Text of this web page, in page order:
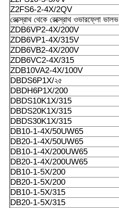
Z2FS6-2-4X/2QV
রেক্স্রোথ থেকে রেক্স্রোথ ওভারফ্লো ভালভ
ZDB6VP2-4X/200V
ZDB6VP1-4X/315V
ZDB6VB2-4X/200V
ZDB6VC2-4X/315
ZDB10VA2-4X/100V
DBDS6P1X/২৫
DBDH6P1X/200
DBDS10K1X/315
DBDS20K1X/315
DBDS30K1X/315
DB10-1-4X/50UW65
DB20-1-4X/50UW65
DB10-1-4X/200UW65
DB20-1-4X/200UW65
DB10-1-5X/200
DB20-1-5X/200
DB10-1-5X/315
DB20-1-5X/315